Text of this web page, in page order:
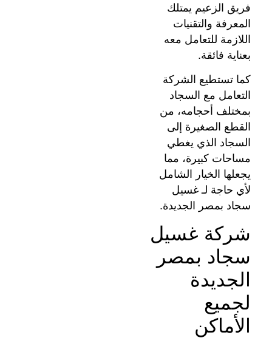
فريق الزعيم يمتلك
المعرفة والتقنيات
اللازمة للتعامل معه
بعناية فائقة.
كما تستطيع الشركة
التعامل مع السجاد
بمختلف أحجامه، من
القطع الصغيرة إلى
السجاد الذي يغطي
مساحات كبيرة، مما
يجعلها الخيار الشامل
لأي حاجة لـ غسيل
سجاد بمصر الجديدة.
شركة غسيل
سجاد بمصر
الجديدة
لجميع
الأماكن